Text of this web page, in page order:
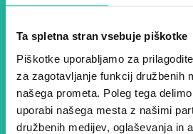
Ta spletna stran vsebuje piškotke
Piškotke uporabljamo za
za zagotavljanje funkcij družbenih
našega prometa. Poleg tega
uporabi našega mesta z našimi
družbenih medijev, oglaševanja in
našimi
Ime *
E-pošta *